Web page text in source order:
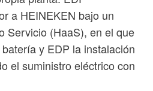
a HEINEKEN bajo un
Servicio (HaaS), en el que
y EDP la instalación
el suministro eléctrico con